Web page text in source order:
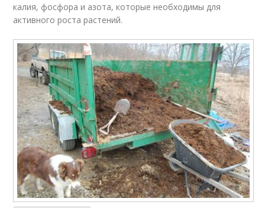
калия, фосфора и азота, которые необходимы для
активного роста растений.